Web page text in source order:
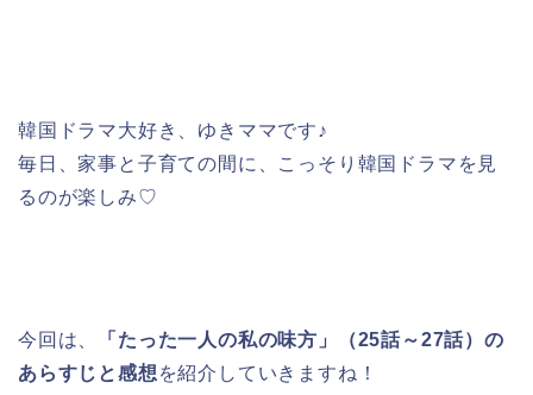
韓国ドラマ大好き、ゆきママです♪
毎日、家事と子育ての間に、こっそり韓国ドラマを見
るのが楽しみ♡
今回は、
「たった一人の私の味方」（25話～27話）の
あらすじと感想 を紹介していきますね！